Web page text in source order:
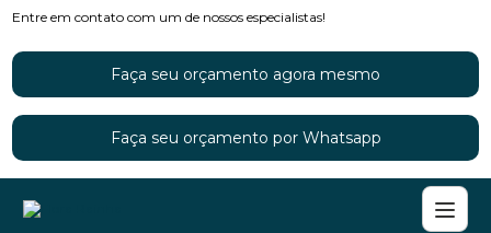
Entre em contato com um de nossos especialistas!
Faça seu orçamento agora mesmo
Faça seu orçamento por Whatsapp